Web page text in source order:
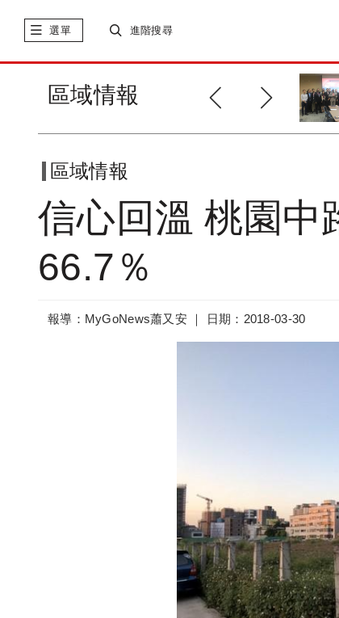
選單 進階搜尋
區域情報
慧城市 「GO SMART」促進國
區域情報
信心回溫 桃園中
66.7％
報導：MyGoNews蕭又安 ｜ 日期：2018-03-30